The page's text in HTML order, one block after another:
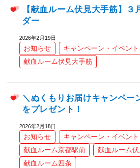
【献血ルーム伏見大手筋】３
ダー
2026年2月19日
お知らせ キャンペーン・イベント
献血ルーム伏見大手筋
＼ぬくもりお届けキャンペー
をプレゼント！
2026年2月18日
お知らせ キャンペーン・イベント
献血ルーム京都駅前
献血ルーム
献血ルーム四条